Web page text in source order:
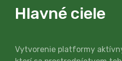
Hlavné ciele
Vytvorenie platformy